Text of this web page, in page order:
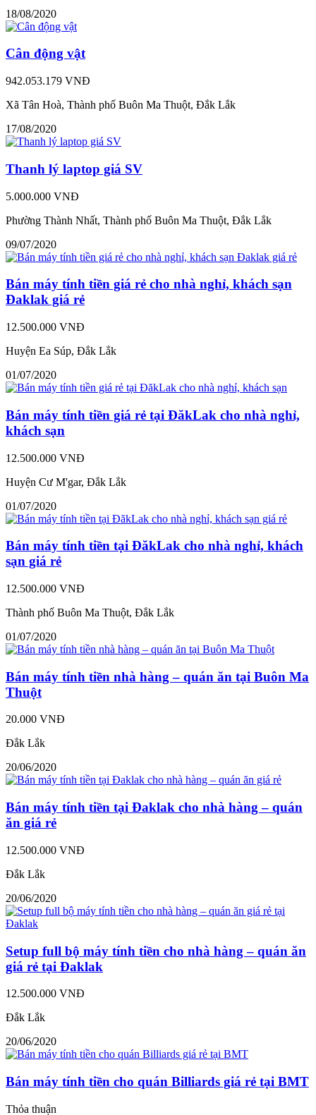
18/08/2020
Cân động vật
942.053.179 VNĐ
Xã Tân Hoà, Thành phố Buôn Ma Thuột, Đắk Lắk
17/08/2020
Thanh lý laptop giá SV
5.000.000 VNĐ
Phường Thành Nhất, Thành phố Buôn Ma Thuột, Đắk Lắk
09/07/2020
Bán máy tính tiền giá rẻ cho nhà nghỉ, khách sạn
Đaklak giá rẻ
12.500.000 VNĐ
Huyện Ea Súp, Đắk Lắk
01/07/2020
Bán máy tính tiền giá rẻ tại ĐăkLak cho nhà nghỉ,
khách sạn
12.500.000 VNĐ
Huyện Cư M'gar, Đắk Lắk
01/07/2020
Bán máy tính tiền tại ĐăkLak cho nhà nghỉ, khách
sạn giá rẻ
12.500.000 VNĐ
Thành phố Buôn Ma Thuột, Đắk Lắk
01/07/2020
Bán máy tính tiền nhà hàng – quán ăn tại Buôn Ma
Thuột
20.000 VNĐ
Đắk Lắk
20/06/2020
Bán máy tính tiền tại Đaklak cho nhà hàng – quán
ăn giá rẻ
12.500.000 VNĐ
Đắk Lắk
20/06/2020
Setup full bộ máy tính tiền cho nhà hàng – quán ăn
giá rẻ tại Đaklak
12.500.000 VNĐ
Đắk Lắk
20/06/2020
Bán máy tính tiền cho quán Billiards giá rẻ tại BMT
Thỏa thuận